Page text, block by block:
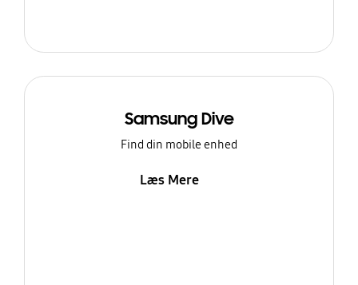
Samsung Dive
Find din mobile enhed
Læs Mere